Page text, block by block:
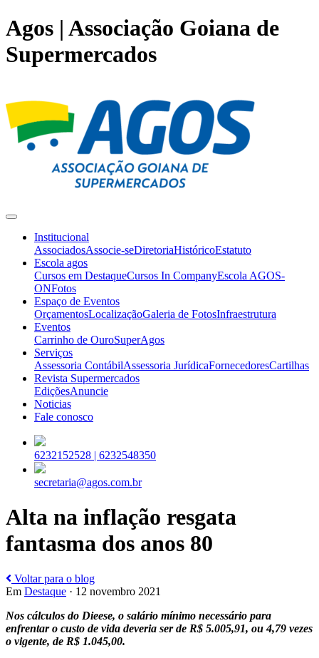
Agos | Associação Goiana de
Supermercados
Institucional
AssociadosAssocie-seDiretoriaHistóricoEstatuto
Escola agos
Cursos em DestaqueCursos In CompanyEscola AGOS-
ONFotos
Espaço de Eventos
OrçamentosLocalizaçãoGaleria de FotosInfraestrutura
Eventos
Carrinho de OuroSuperAgos
Serviços
Assessoria ContábilAssessoria JurídicaFornecedoresCartilhas
Revista Supermercados
EdiçõesAnuncie
Noticias
Fale conosco
6232152528 | 6232548350
secretaria@agos.com.br
Alta na inflação resgata
fantasma dos anos 80
Voltar para o blog
Em Destaque · 12 novembro 2021
Nos cálculos do Dieese, o salário mínimo necessário para
enfrentar o custo de vida deveria ser de R$ 5.005,91, ou 4,79 vezes
o vigente, de R$ 1.045,00.